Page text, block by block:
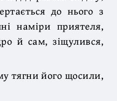
до нього з
наміри приятеля,
й сам, зіщулився,
тягни його щосили,